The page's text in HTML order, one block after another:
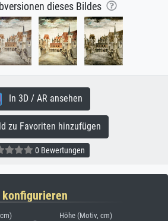
dieses Bildes
In 3D / AR ansehen
Favoriten hinzufügen
0 Bewertungen
Höhe (Motiv, cm)